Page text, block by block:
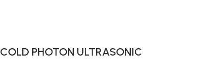
COLD PHOTON ULTRASONIC